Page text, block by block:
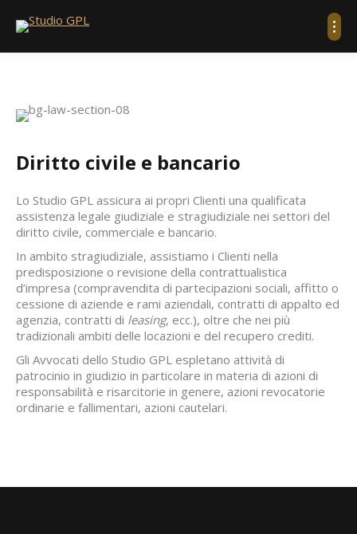
Diritto civile e bancario
Lo Studio GPL assicura ai propri Clienti una qualificata
assistenza legale giudiziale e stragiudiziale nei settori del
diritto civile, commerciale e bancario.
In ambito stragiudiziale, assistiamo i Clienti nella
predisposizione o revisione della contrattualistica
d’impresa (compravendita di partecipazioni sociali, affitto o
cessione di aziende e rami aziendali, contratti di appalto ed
agenzia, contratti di leasing, ecc.), oltre che nei più
tradizionali ambiti delle locazioni e del recupero crediti.
Gli Avvocati dello Studio GPL espletano attività di
patrocinio in giudizio in particolare in materia di azioni di
responsabilità e risarcitorie in genere, azioni revocatorie
ordinarie e fallimentari, azioni cautelari.